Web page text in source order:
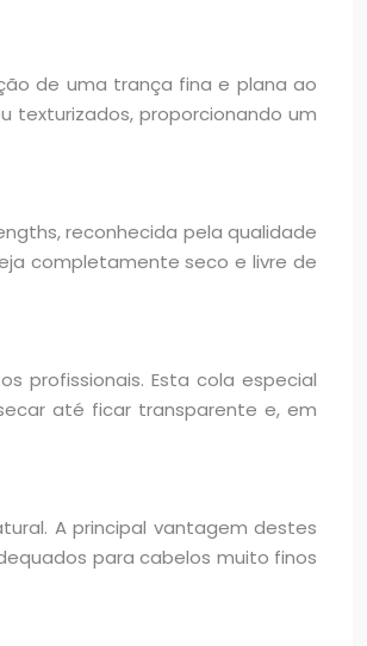
de uma trança fina e plana ao
texturizados, proporcionando um
reconhecida pela qualidade
completamente seco e livre de
profissionais. Esta cola especial
até ficar transparente e, em
A principal vantagem destes
para cabelos muito finos